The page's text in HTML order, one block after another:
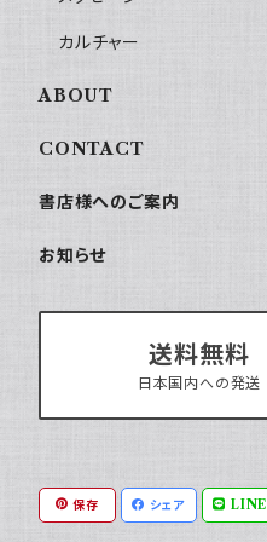
カルチャー
ABOUT
CONTACT
書店様へのご案内
お知らせ
送料無料
日本国内への発送
保存 シェア LINE